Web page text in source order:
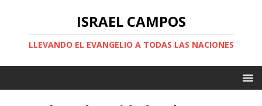
ISRAEL CAMPOS
LLEVANDO EL EVANGELIO A TODAS LAS NACIONES